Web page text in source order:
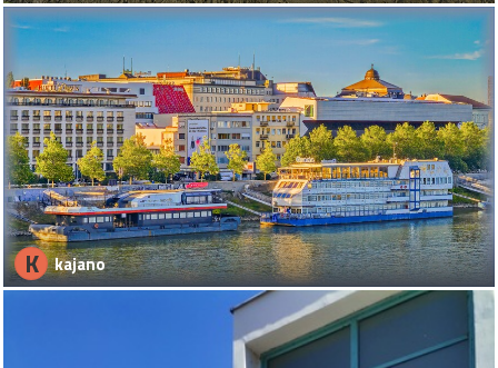
K kajano